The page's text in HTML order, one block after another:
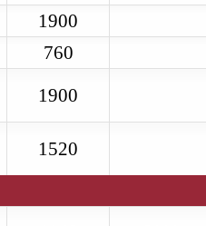
1900
760
1900
1520
двигателе
в АКПП